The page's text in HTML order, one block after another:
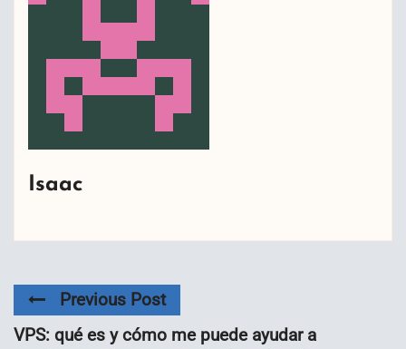
Isaac
Previous Post
VPS: qué es y cómo me puede ayudar a